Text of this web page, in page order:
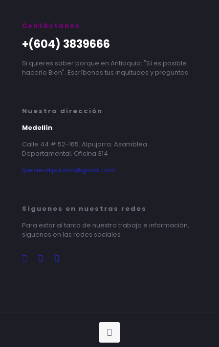
Contáctanos
+(604) 3839666
Si quieres saber porque en Antioquia: "Sí es posible
hacerlo Bien". Escríbenos tus inquitudes y preguntas
Nuestra dirección
Medellín
Calle 44 # 52-165. Alpujarra. Asamblea
Departamental. Oficina 314
lpelaezdiputado@gmail.com
Síguenos en nuestras redes
Para estar al tanto de nuestro trabajo e información,
siguenos en las redes sociales